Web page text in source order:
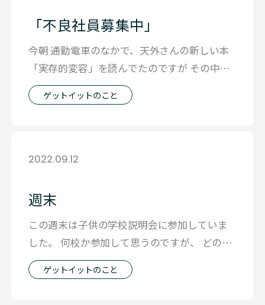
「不良社員募集中」
今朝 通勤電車のなかで、天外さんの新しい本
「実存的変容」を読んでたのですが その中で
折り目を付けたのがＰ157です。 下
ゲットイットのこと
2022.09.12
週末
この週末は子供の学校説明会に参加していま
した。 何校か参加して思うのですが、 どの学
校に行っても ・１人１人の個性を大切
ゲットイットのこと